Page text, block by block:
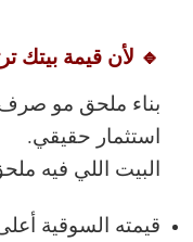
🔹 لأن قيمة بيتك
بناء ملحق مو
استثمار حقيقي.
البيت اللي فيه
قيمته السوقية